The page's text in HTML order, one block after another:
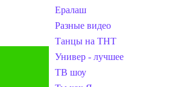
Ералаш
Разные видео
Танцы на ТНТ
Универ - лучшее
ТВ шоу